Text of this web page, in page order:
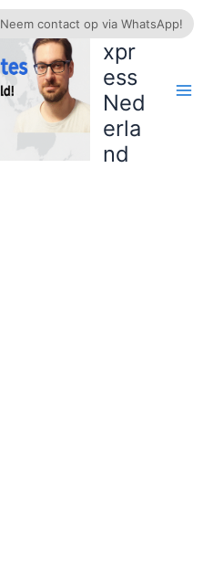
AliE
xpr
ess
Ned
erla
nd
Neem contact op via WhatsApp!